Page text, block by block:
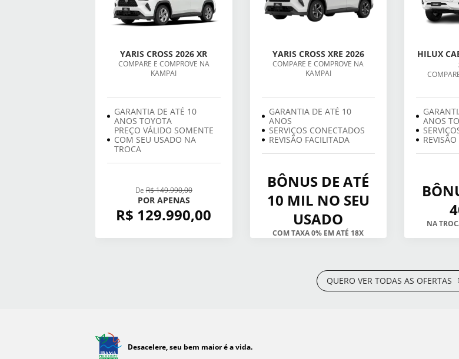
YARIS CROSS 2026 XR
COMPARE E COMPROVE NA
KAMPAI
GARANTIA DE ATÉ 10
ANOS TOYOTA
PREÇO VÁLIDO SOMENTE
COM SEU USADO NA
TROCA
DeR$ 149.990,00
POR APENAS
R$ 129.990,00
YARIS CROSS XRE 2026
COMPARE E COMPROVE NA
KAMPAI
GARANTIA DE ATÉ 10
ANOS
SERVIÇOS CONECTADOS
REVISÃO FACILITADA
BÔNUS DE ATÉ
10 MIL NO SEU
USADO
COM TAXA 0% EM ATÉ 18X
HILUX
ANOS
NA
QUERO VER TODAS AS OFERTAS
Desacelere, seu bem maior é a vida.